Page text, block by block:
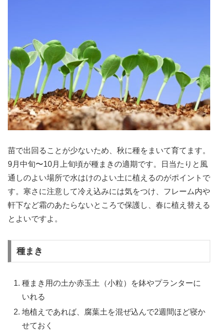
苗で出回ることが少ないため、秋に種をまいて育てます。
9月中旬〜10月上旬頃が種まきの適期です。日当たりと風
通しのよい場所で水はけのよい土に植えるのがポイントで
す。寒さに注意して冷え込みには気をつけ、フレーム内や
軒下など霜のあたらないところで保護し、春に植え替える
とよいですよ。
種まき
種まき用の土か赤玉土（小粒）を鉢やプランターに
いれる
地植えであれば、腐葉土を混ぜ込んで2週間ほど寝か
せておく